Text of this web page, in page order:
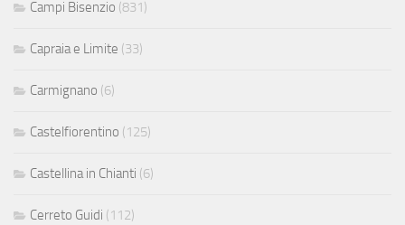
Campi Bisenzio (831)
Capraia e Limite (33)
Carmignano (6)
Castelfiorentino (125)
Castellina in Chianti (6)
Cerreto Guidi (112)